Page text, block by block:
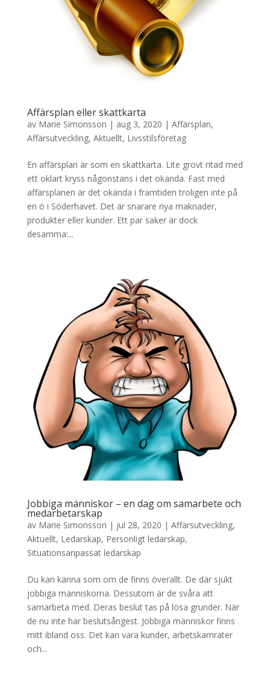
Affärsplan eller skattkarta
av Marie Simonsson | aug 3, 2020 | Affärsplan,
Affärsutveckling, Aktuellt, Livsstilsföretag
En affärsplan är som en skattkarta. Lite grovt ritad med
ett oklart kryss någonstans i det okända. Fast med
affärsplanen är det okända i framtiden troligen inte på
en ö i Söderhavet. Det är snarare nya maknader,
produkter eller kunder. Ett par saker är dock
desamma:...
Jobbiga människor – en dag om samarbete och
medarbetarskap
av Marie Simonsson | jul 28, 2020 | Affärsutveckling,
Aktuellt, Ledarskap, Personligt ledarskap,
Situationsanpassat ledarskap
Du kan känna som om de finns överallt. De där sjukt
jobbiga människorna. Dessutom är de svåra att
samarbeta med. Deras beslut tas på lösa grunder. När
de nu inte har beslutsångest. Jobbiga människor finns
mitt ibland oss. Det kan vara kunder, arbetskamrater
och...